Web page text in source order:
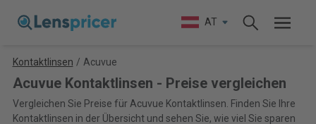
AT
Kontaktlinsen / Acuvue
Acuvue Kontaktlinsen - Preise vergleichen
Vergleichen Sie Preise für Acuvue Kontaktlinsen. Finden Sie Ihre
Kontaktlinsen in der Übersicht und sehen Sie, wie viel Sie sparen